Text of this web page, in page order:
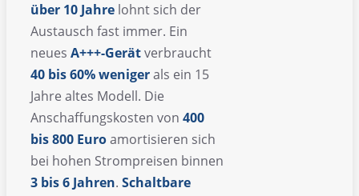
über 10 Jahre lohnt sich der
Austausch fast immer. Ein
neues A+++-Gerätverbraucht
40 bis 60% wenigerals ein 15
Jahre altes Modell. Die
Anschaffungskosten von 400
bis 800 Euroamortisieren sich
bei hohen Strompreisen binnen
3 bis 6 Jahren. Schaltbare